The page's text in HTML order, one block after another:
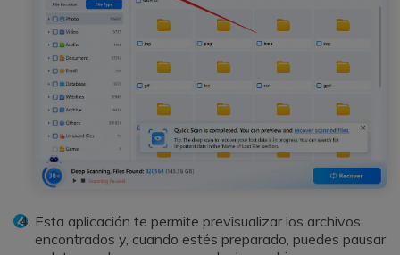
Esta aplicación te permite previsualizar los archivos
encontrados y, cuando estés preparado, puedes pausar